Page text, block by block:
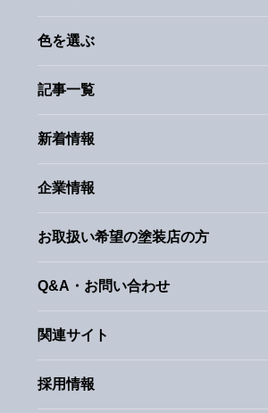
色を選ぶ
記事一覧
新着情報
企業情報
お取扱い希望の塗装店の方
Q&A・お問い合わせ
関連サイト
採用情報